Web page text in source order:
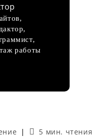
работы
Время
5 мин. чтения